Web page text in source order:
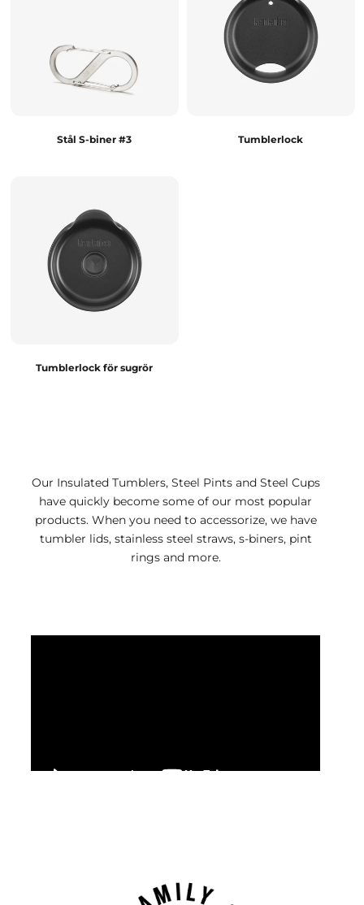
Stål S-biner #3 Tumblerlock
Tumblerlock för sugrör
Our Insulated Tumblers, Steel Pints and Steel Cups
have quickly become some of our most popular
products. When you need to accessorize, we have
tumbler lids, stainless steel straws, s-biners, pint
rings and more.